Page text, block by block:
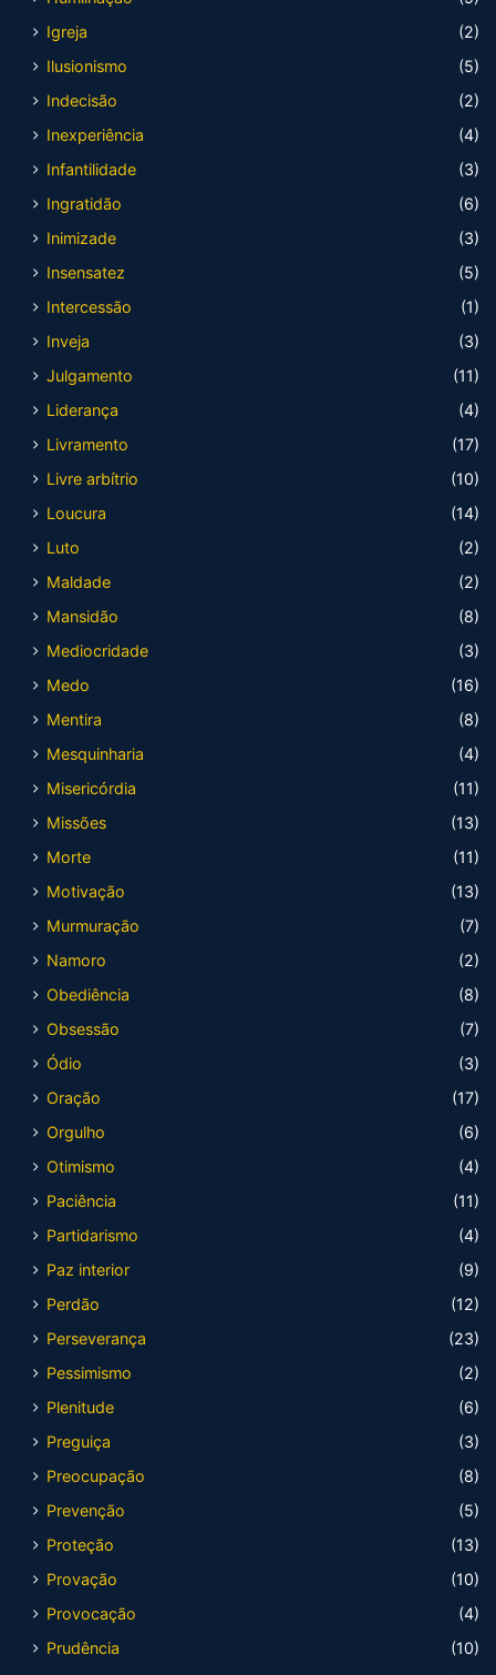
Igreja
(2)
Ilusionismo
(5)
Indecisão
(2)
Inexperiência
(4)
Infantilidade
(3)
Ingratidão
(6)
Inimizade
(3)
Insensatez
(5)
Intercessão
(1)
Inveja
(3)
Julgamento
(11)
Liderança
(4)
Livramento
(17)
Livre arbítrio
(10)
Loucura
(14)
Luto
(2)
Maldade
(2)
Mansidão
(8)
Mediocridade
(3)
Medo
(16)
Mentira
(8)
Mesquinharia
(4)
Misericórdia
(11)
Missões
(13)
Morte
(11)
Motivação
(13)
Murmuração
(7)
Namoro
(2)
Obediência
(8)
Obsessão
(7)
Ódio
(3)
Oração
(17)
Orgulho
(6)
Otimismo
(4)
Paciência
(11)
Partidarismo
(4)
Paz interior
(9)
Perdão
(12)
Perseverança
(23)
Pessimismo
(2)
Plenitude
(6)
Preguiça
(3)
Preocupação
(8)
Prevenção
(5)
Proteção
(13)
Provação
(10)
Provocação
(4)
Prudência
(10)